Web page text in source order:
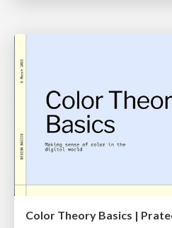
Color Theory Basics |